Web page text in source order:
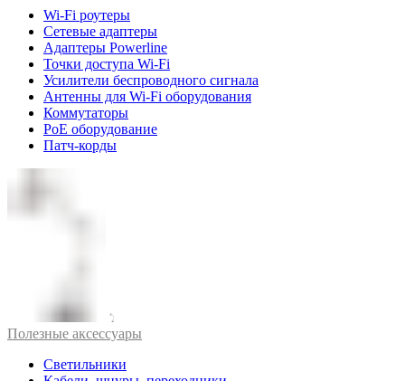
Wi-Fi роутеры
Сетевые адаптеры
Адаптеры Powerline
Точки доступа Wi-Fi
Усилители беспроводного сигнала
Антенны для Wi-Fi оборудования
Коммутаторы
PoE оборудование
Патч-корды
Полезные аксессуары
Светильники